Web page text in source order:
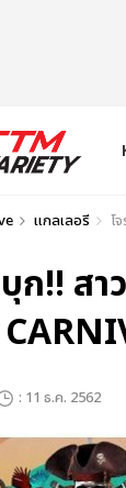
แกลเลอรี โ
ก!! ส
: 11 ธ.ค. 2562